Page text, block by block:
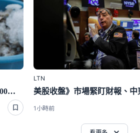
斷交國白蝦遭我友邦下狠手封殺 200萬磅出口量全歸零嚇崩了
LTN
1小時前